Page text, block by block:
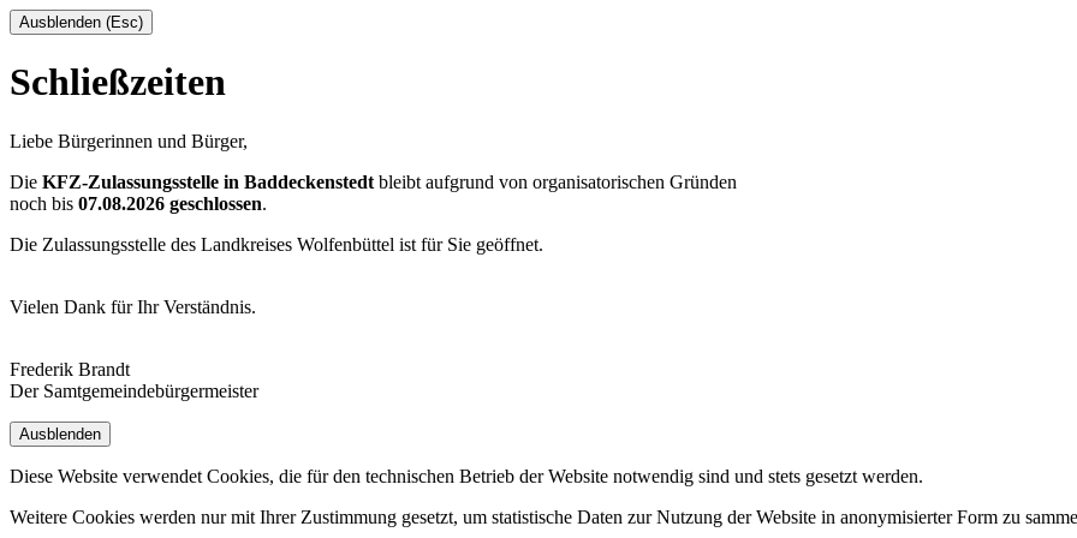
Ausblenden (Esc)
Schließzeiten
Liebe Bürgerinnen und Bürger,
Die KFZ-Zulassungsstelle in Baddeckenstedt bleibt aufgrund von organisatorischen Gründen
noch bis 07.08.2026 geschlossen.
Die Zulassungsstelle des Landkreises Wolfenbüttel ist für Sie geöffnet.
Vielen Dank für Ihr Verständnis.
Frederik Brandt
Der Samtgemeindebürgermeister
Ausblenden
Diese Website verwendet Cookies, die für den technischen Betrieb der Website notwendig sind und stets gesetzt werden.
Weitere Cookies werden nur mit Ihrer Zustimmung gesetzt, um statistische Daten zur Nutzung der Website in anonymisierter Form zu